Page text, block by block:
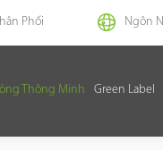
Phối Ngôn
Thông Minh Green Label